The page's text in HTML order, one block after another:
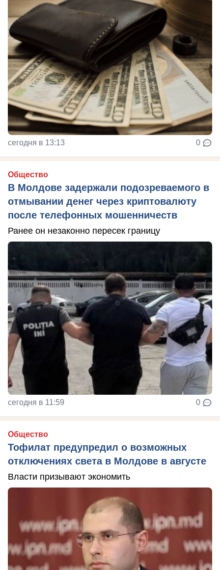
сегодня в 13:13 0
Общество
В Молдове задержали подозреваемого в
отмывании денег через криптовалюту
после телефонных мошенничеств
Ранее он незаконно пересек границу
сегодня в 11:59 0
Общество
Тофилат предупредил о возможных
отключениях света в Молдове в августе
Власти призывают экономить